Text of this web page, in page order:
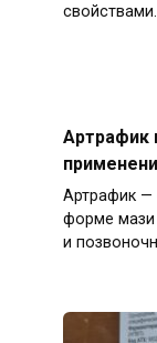
свойствами.
Артрафик
Артрафик —
форме мази
и